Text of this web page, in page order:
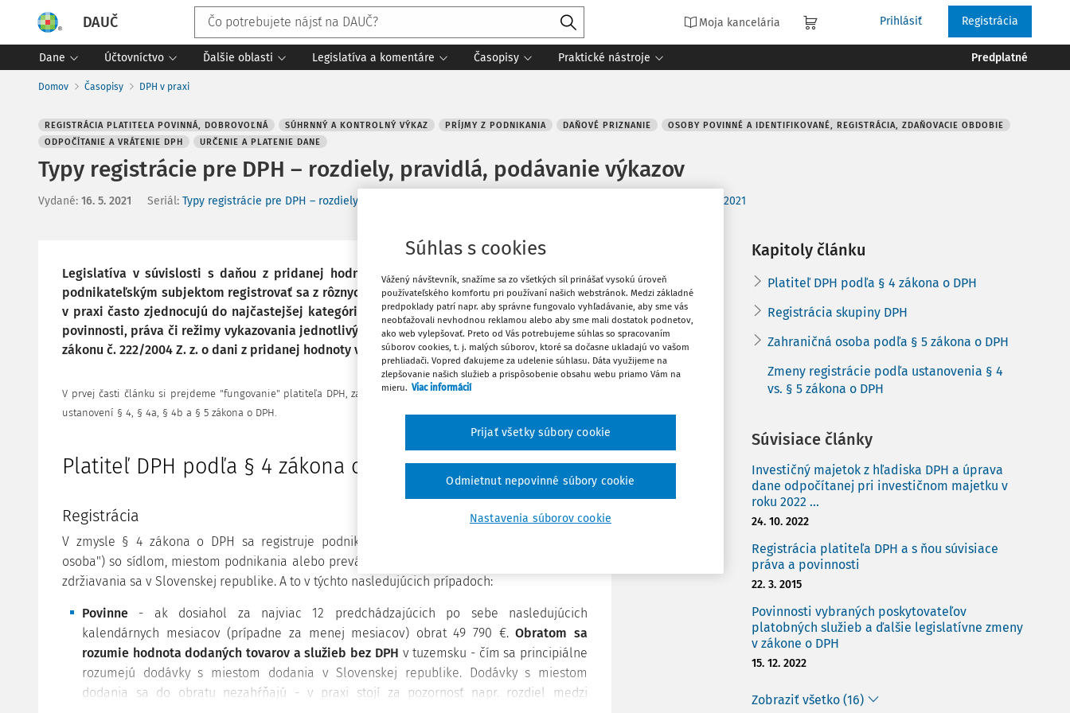
DAUČ Moja kancelária Prihlásiť Registrácia
Dane Účtovníctvo Ďalšie oblasti Legislatíva a komentáre Časopisy Praktické nástroje Predplatné
Domov Časopisy DPH v praxi
REGISTRÁCIA PLATITEĽA POVINNÁ, DOBROVOĽNÁ SÚHRNNÝ A KONTROLNÝ VÝKAZ PRÍJMY Z PODNIKANIA DAŇOVÉ PRIZNANIE
OSOBY POVINNÉ A IDENTIFIKOVANÉ, REGISTRÁCIA, ZDAŇOVACIE OBDOBIE
ODPOČÍTANIE A VRÁTENIE DPH
URČENIE A PLATENIE DANE
Typy registrácie pre DPH – rozdiely, pravidlá, podávanie výkazov
Vydané: 16. 5. 2021 Seriál: Typy registrácie pre DPH – rozdiely, pravidlá, podávanie výkazov DPH v praxi 5/2021
Legislatíva v súvislosti s daňou z pridanej hodnoty (DPH) ustanovuje, resp. umožňuje
podnikateľským subjektom registrovať sa z rôznych dôvodov. Podnikateľské subjekty ich
v praxi často zjednocujú do najčastejšej kategórie „platiteľ DPH“, v skutočnosti sa však
povinnosti, práva či režimy vykazovania jednotlivých skupín podnikateľov podliehajúcich
zákonu č. 222/2004 Z. z. o dani z pridanej hodnoty v z. n. p. (ďalej len „zákon o DPH“) líšia.
V prvej časti článku si prejdeme "fungovanie" platiteľa DPH, zahraničnej osoby a skupiny platiteľov DPH podľa
ustanovení § 4, § 4a, § 4b a § 5 zákona o DPH.
Platiteľ DPH podľa § 4 zákona o DPH
Registrácia
V zmysle § 4 zákona o DPH sa registruje podnikateľský subjekt (presnejšie "zdaniteľná
osoba") so sídlom, miestom podnikania alebo prevádzkarňou, prípadne miestom obvyklého
zdržiavania sa v Slovenskej republike. A to v týchto nasledujúcich prípadoch:
Povinne - ak dosiahol za najviac 12 predchádzajúcich po sebe nasledujúcich
kalendárnych mesiacov (prípadne za menej mesiacov) obrat 49 790 €.Obratom sa
rozumie hodnota dodaných tovarov a služieb bez DPH v tuzemsku - čím sa principiálne
rozumejú dodávky s miestom dodania v Slovenskej republike. Dodávky s miestom
dodania sa do obratu nezahŕňajú - v praxi stojí za pozornosť napr. rozdiel medzi
Vytlačiť
Obľúbené
Zdieľať
Stiahnuť
Poznámka
Kapitoly článku
Platiteľ DPH podľa § 4 zákona o DPH
Registrácia skupiny DPH
Zahraničná osoba podľa § 5 zákona o DPH
Zmeny registrácie podľa ustanovenia § 4
vs. § 5 zákona o DPH
Súvisiace články
Investičný majetok z hľadiska DPH a úprava
dane odpočítanej pri investičnom majetku v
roku 2022 ...
24. 10. 2022
Registrácia platiteľa DPH a s ňou súvisiace
práva a povinnosti
22. 3. 2015
Povinnosti vybraných poskytovateľov
platobných služieb a ďalšie legislatívne zmeny
v zákone o DPH
15. 12. 2022
Zobraziť všetko (16)
Súhlas s cookies
Vážený návštevník, snažíme sa zo všetkých síl prinášať vysokú úroveň
používateľského komfortu pri používaní našich webstránok. Medzi základné
predpoklady patrí napr. aby správne fungovalo vyhľadávanie, aby sme vás
neobťažovali nevhodnou reklamou alebo aby sme mali dostatok podnetov,
ako web vylepšovať. Preto od Vás potrebujeme súhlas so spracovaním
súborov cookies, t. j. malých súborov, ktoré sa dočasne ukladajú vo vašom
prehliadači. Vopred ďakujeme za udelenie súhlasu. Dáta využijeme na
zlepšovanie našich služieb a prispôsobenie obsahu webu priamo Vám na
mieru. Viac informácií
Nastavenia súborov cookie
Odmietnut nepovinné súbory cookie
Prijať všetky súbory cookie